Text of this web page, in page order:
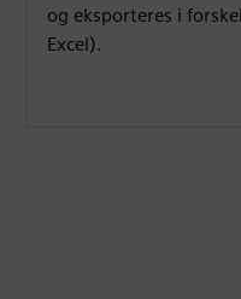
og eksporteres i
Excel).